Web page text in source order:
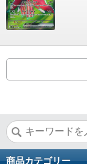
商品カテゴリー